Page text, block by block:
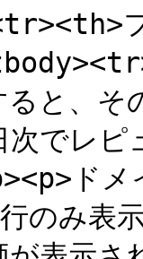
ると、
次でレ
ドメ
のみ表